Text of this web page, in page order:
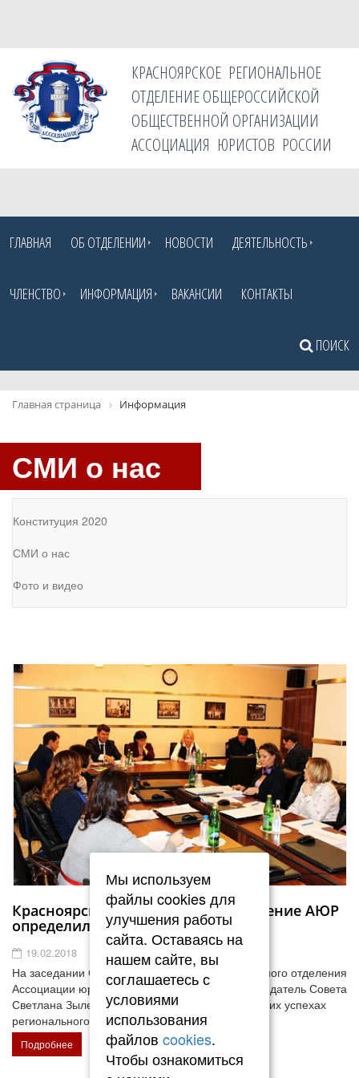
КРАСНОЯРСКОЕ РЕГИОНАЛЬНОЕ
ОТДЕЛЕНИЕ ОБЩЕРОССИЙСКОЙ
ОБЩЕСТВЕННОЙ ОРГАНИЗАЦИИ
АССОЦИАЦИЯ ЮРИСТОВ РОССИИ
ГЛАВНАЯ ОБ ОТДЕЛЕНИИ НОВОСТИ ДЕЯТЕЛЬНОСТЬ
ЧЛЕНСТВО ИНФОРМАЦИЯ ВАКАНСИИ КОНТАКТЫ
ПОИСК
Главная страница Информация
СМИ о нас
Конституция 2020
СМИ о нас
Фото и видео
Красноярское региональное отделение АЮР
определило планы на год
19.02.2018
На заседании Совета Красноярского регионального отделения
Ассоциации юристов России 16 февраля председатель Совета
Светлана Зылевич рассказала коллегам о текущих успехах
регионального отделения.
Подробнее
Мы используем
файлы cookies для
улучшения работы
сайта. Оставаясь на
нашем сайте, вы
соглашаетесь с
условиями
использования
файлов cookies.
Чтобы ознакомиться